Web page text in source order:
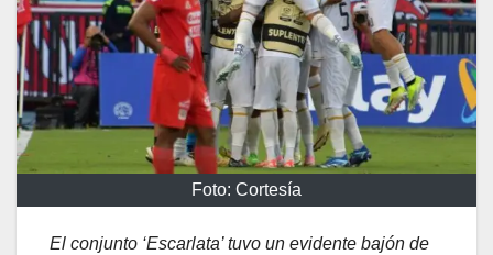
Foto: Cortesía
El conjunto ‘Escarlata’ tuvo un evidente bajón de